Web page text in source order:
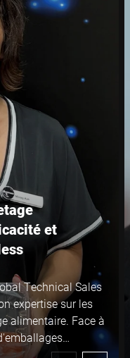
l'utilisation de mes
amples informations
de protection des
et
Technical Sales
expertise sur les
alimentaire. Face à
elle explique